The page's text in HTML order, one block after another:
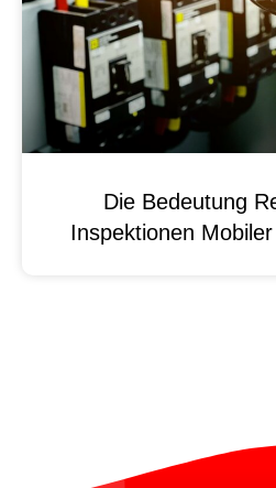
Die Bedeutung
Inspektionen